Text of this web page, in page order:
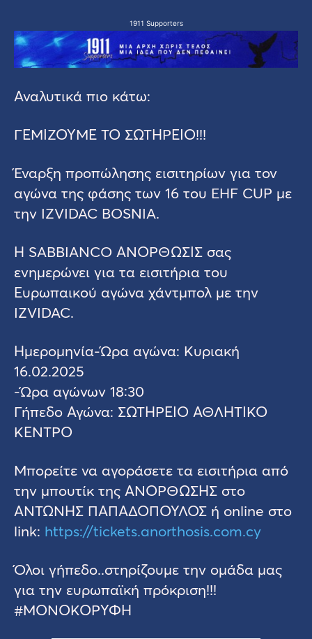
1911 Supporters
Αναλυτικά πιο κάτω:
ΓΕΜΙΖΟΥΜΕ ΤΟ ΣΩΤΗΡΕΙΟ!!!
Έναρξη προπώλησης εισιτηρίων για τον
αγώνα της φάσης των 16 του EHF CUP με
την IZVIDAC BOSNIA.
Η SABBIANCO ΑΝΟΡΘΩΣΙΣ σας
ενημερώνει για τα εισιτήρια του
Ευρωπαικού αγώνα χάντμπολ με την
IZVIDAC.
Ημερομηνία-Ώρα αγώνα: Κυριακή
16.02.2025
-Ώρα αγώνων 18:30
Γήπεδο Αγώνα: ΣΩΤΗΡΕΙΟ ΑΘΛΗΤΙΚΟ
ΚΕΝΤΡΟ
Μπορείτε να αγοράσετε τα εισιτήρια από
την μπουτίκ της ΑΝΟΡΘΩΣΗΣ στο
ΑΝΤΩΝΗΣ ΠΑΠΑΔΟΠΟΥΛΟΣ ή online στο
link: https://tickets.anorthosis.com.cy
Όλοι γήπεδο..στηρίζουμε την ομάδα μας
για την ευρωπαϊκή πρόκριση!!!
#ΜΟΝΟΚΟΡΥΦΗ